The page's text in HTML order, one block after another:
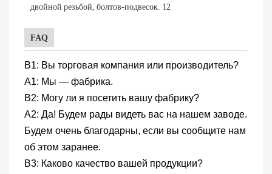
FAQ
В1: Вы торговая компания или производитель?
А1: Мы — фабрика.
В2: Могу ли я посетить вашу фабрику?
A2: Да! Будем рады видеть вас на нашем заводе.
Будем очень благодарны, если вы сообщите нам
об этом заранее.
В3: Каково качество вашей продукции?